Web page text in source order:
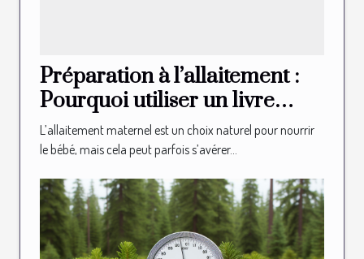
Préparation à l’allaitement :
Pourquoi utiliser un livre
illustré d’allaitement ?
L’allaitement maternel est un choix naturel pour nourrir
le bébé, mais cela peut parfois s’avérer...